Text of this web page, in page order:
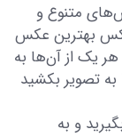
متنوع و
می‌کنیم. این مجموعه شامل 19 عکس بهترین عکس
یک از آن‌ها به
تصویر بکشید
و به